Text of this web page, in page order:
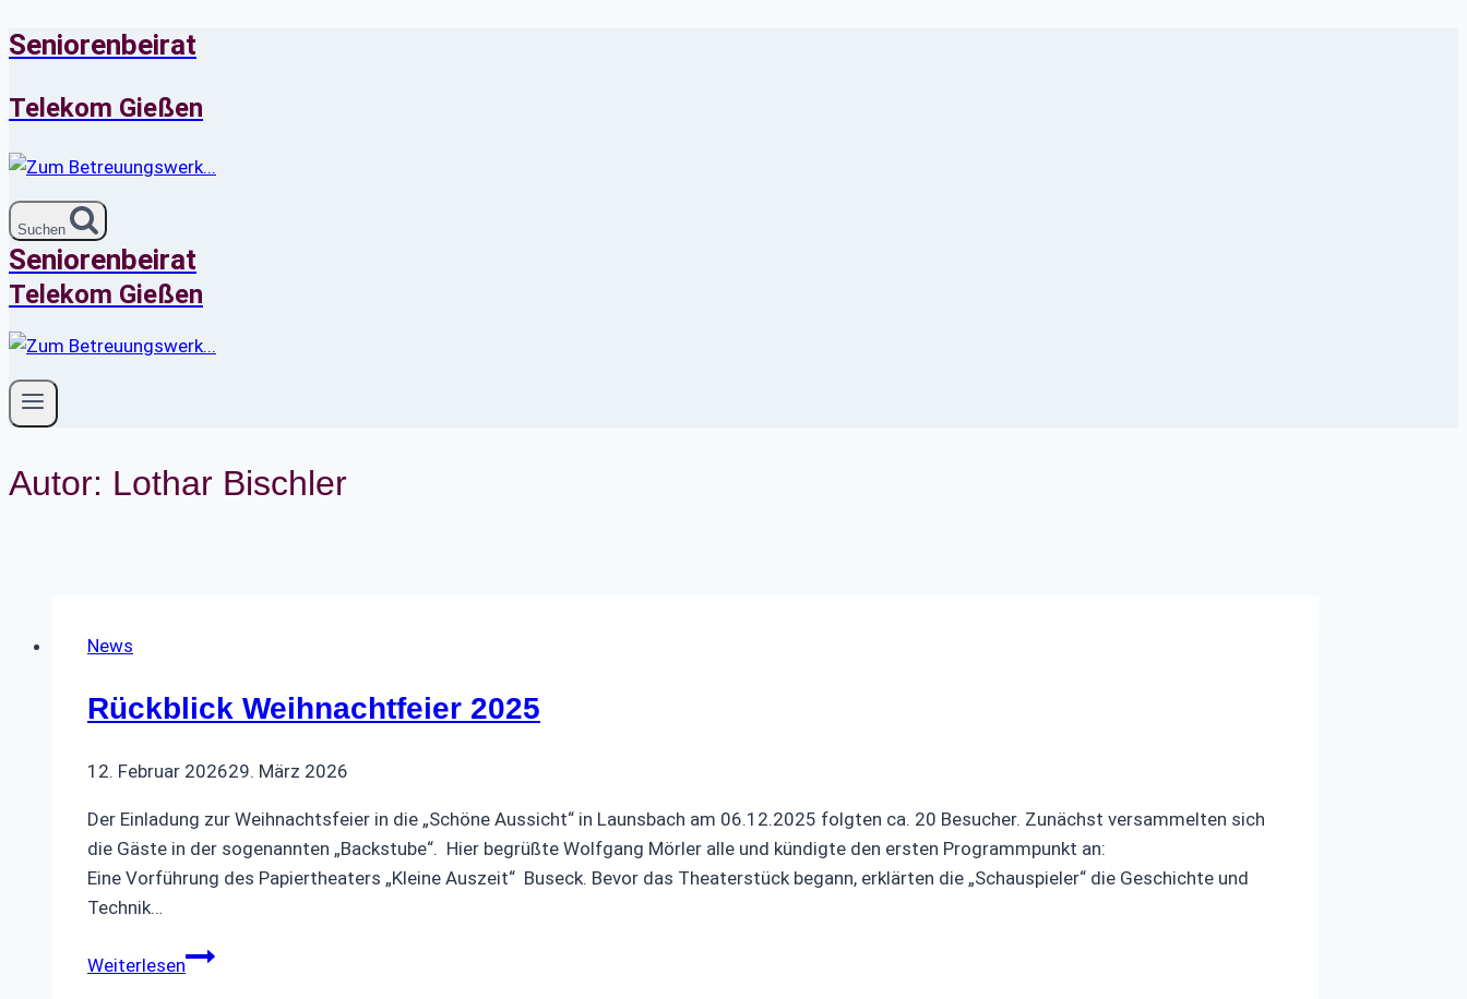
Zum
springen
Seniorenbeirat
Telekom Gießen
Suchen
Seniorenbeirat
Telekom Gießen
Autor: Lothar Bischler
News
Rückblick Weihnachtfeier 2025
12. Februar 202629. März 2026
Der Einladung zur Weihnachtsfeier in die „Schöne Aussicht“ in Launsbach am 06.12.2025 folgten ca. 20 Besucher. Zunächst versammelten sich
die Gäste in der sogenannten „Backstube“. Hier begrüßte Wolfgang Mörler alle und kündigte den ersten Programmpunkt an:
Eine Vorführung des Papiertheaters „Kleine Auszeit“ Buseck. Bevor das Theaterstück begann, erklärten die „Schauspieler“ die Geschichte und
Technik…
WeiterlesenRückblick